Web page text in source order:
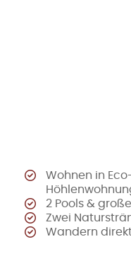
Wohnen in
2 Pools &
Zwei
Wandern